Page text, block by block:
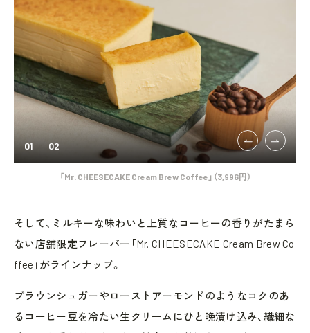
「Mr. CHEESECAKE Cream Brew Coffee」（3,996円）
01 02
そして、ミルキーな味わいと上質なコーヒーの香りがたまら
ない店舗限定フレーバー「Mr. CHEESECAKE Cream Brew Co
ffee」がラインナップ。
ブラウンシュガーやローストアーモンドのようなコクのあ
るコーヒー豆を冷たい生クリームにひと晩漬け込み、繊細な